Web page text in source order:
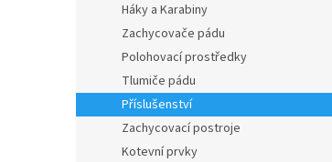
Háky a Karabiny
Zachycovače pádu
Polohovací prostředky
Tlumiče pádu
Příslušenství
Zachycovací postroje
Kotevní prvky